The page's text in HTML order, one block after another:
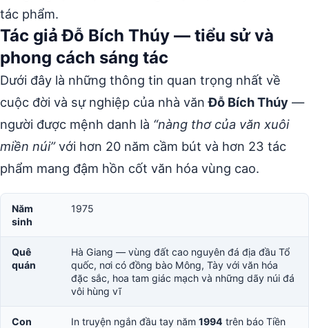
tác phẩm.
Tác giả Đỗ Bích Thúy — tiểu sử và
phong cách sáng tác
Dưới đây là những thông tin quan trọng nhất về
cuộc đời và sự nghiệp của nhà vănĐỗ Bích Thúy —
người được mệnh danh là “nàng thơ của văn xuôi
miền núi”với hơn 20 năm cầm bút và hơn 23 tác
phẩm mang đậm hồn cốt văn hóa vùng cao.
Năm
sinh
1975
Quê
quán
Hà Giang — vùng đất cao nguyên đá địa đầu Tổ
quốc, nơi có đồng bào Mông, Tày với văn hóa
đặc sắc, hoa tam giác mạch và những dãy núi đá
vôi hùng vĩ
Con
In truyện ngắn đầu tay năm 1994 trên báo Tiền